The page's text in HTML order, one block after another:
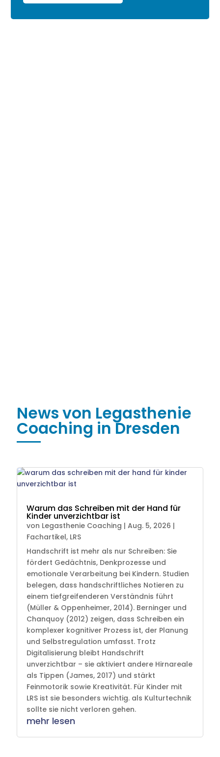
News von Legasthenie
Coaching in Dresden
Warum das Schreiben mit der Hand für
Kinder unverzichtbar ist
von Legasthenie Coaching | Aug. 5, 2026 |
Fachartikel, LRS
Handschrift ist mehr als nur Schreiben: Sie
fördert Gedächtnis, Denkprozesse und
emotionale Verarbeitung bei Kindern. Studien
belegen, dass handschriftliches Notieren zu
einem tiefgreifenderen Verständnis führt
(Müller & Oppenheimer, 2014). Berninger und
Chanquoy (2012) zeigen, dass Schreiben ein
komplexer kognitiver Prozess ist, der Planung
und Selbstregulation umfasst. Trotz
Digitalisierung bleibt Handschrift
unverzichtbar – sie aktiviert andere Hirnareale
als Tippen (James, 2017) und stärkt
Feinmotorik sowie Kreativität. Für Kinder mit
LRS ist sie besonders wichtig. als Kulturtechnik
sollte sie nicht verloren gehen.
mehr lesen